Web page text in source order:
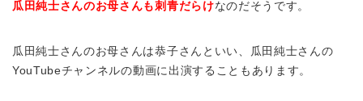
瓜田純士さんのお母さんも刺青だらけなのだそうです。
瓜田純士さんのお母さんは恭子さんといい、瓜田純士さんの
YouTubeチャンネルの動画に出演することもあります。